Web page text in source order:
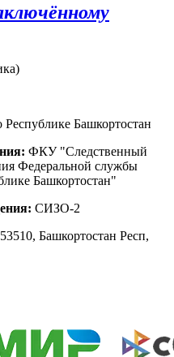
Башкортостан
ФКУ "Следственный
Федеральной службы
Башкортостан"
СИЗО-2
Башкортостан Респ,